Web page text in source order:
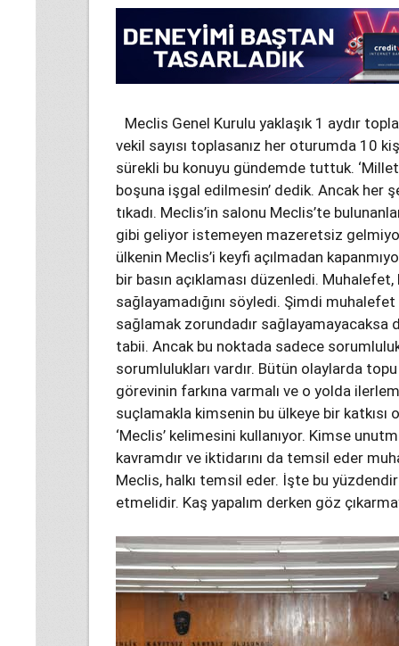
Meclis Genel Kurulu yaklaşık 1 aydır
vekil sayısı toplasanız her oturumda 10
sürekli bu konuyu gündemde tuttuk.
boşuna işgal edilmesin’ dedik. Ancak her
tıkadı. Meclis’in salonu Meclis’te
gibi geliyor istemeyen mazeretsiz
ülkenin Meclis’i keyfi açılmadan
bir basın açıklaması düzenledi. Muhalefet,
sağlayamadığını söyledi. Şimdi
sağlamak zorundadır sağlayamayacaksa
tabii. Ancak bu noktada sadece
sorumlulukları vardır. Bütün olaylarda
görevinin farkına varmalı ve o yolda
suçlamakla kimsenin bu ülkeye bir
‘Meclis’ kelimesini kullanıyor. Kimse
kavramdır ve iktidarını da temsil eder
Meclis, halkı temsil eder. İşte bu
etmelidir. Kaş yapalım derken göz